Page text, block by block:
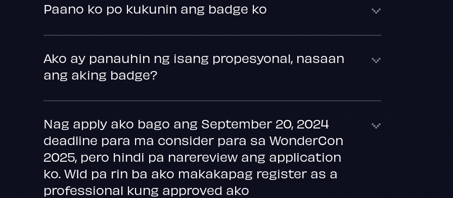
Paano ko po kukunin ang badge ko
Ako ay panauhin ng isang propesyonal, nasaan
ang aking badge?
Nag apply ako bago ang September 20, 2024
deadline para ma consider para sa WonderCon
2025, pero hindi pa narereview ang application
ko. WId pa rin ba ako makakapag register as a
professional kung approved ako